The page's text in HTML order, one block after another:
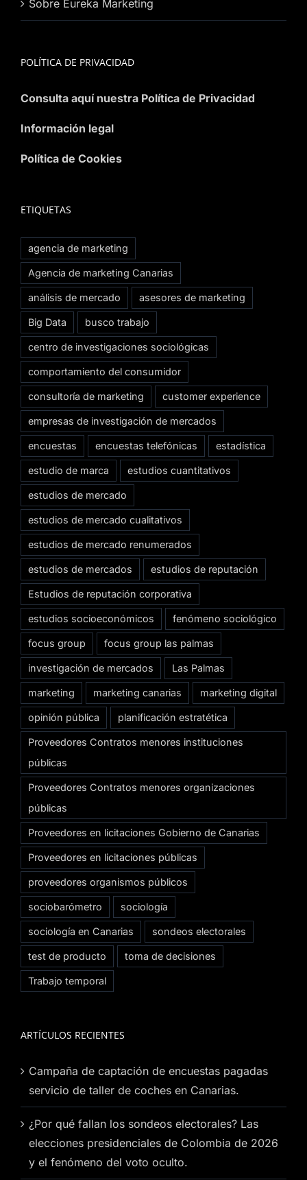
Sobre Eureka Marketing
POLÍTICA DE PRIVACIDAD
Consulta aquí nuestra Política de Privacidad
Información legal
Política de Cookies
ETIQUETAS
agencia de marketing
Agencia de marketing Canarias
análisis de mercado asesores de marketing
Big Data busco trabajo
centro de investigaciones sociológicas
comportamiento del consumidor
consultoría de marketing customer experience
empresas de investigación de mercados
encuestas encuestas telefónicas estadística
estudio de marca estudios cuantitativos
estudios de mercado
estudios de mercado cualitativos
estudios de mercado renumerados
estudios de mercados estudios de reputación
Estudios de reputación corporativa
estudios socioeconómicos fenómeno sociológico
focus group focus group las palmas
investigación de mercados Las Palmas
marketing marketing canarias marketing digital
opinión pública planificación estratética
Proveedores Contratos menores instituciones
públicas
Proveedores Contratos menores organizaciones
públicas
Proveedores en licitaciones Gobierno de Canarias
Proveedores en licitaciones públicas
proveedores organismos públicos
sociobarómetro sociología
sociología en Canarias sondeos electorales
test de producto toma de decisiones
Trabajo temporal
ARTÍCULOS RECIENTES
Campaña de captación de encuestas pagadas
servicio de taller de coches en Canarias.
¿Por qué fallan los sondeos electorales? Las
elecciones presidenciales de Colombia de 2026
y el fenómeno del voto oculto.